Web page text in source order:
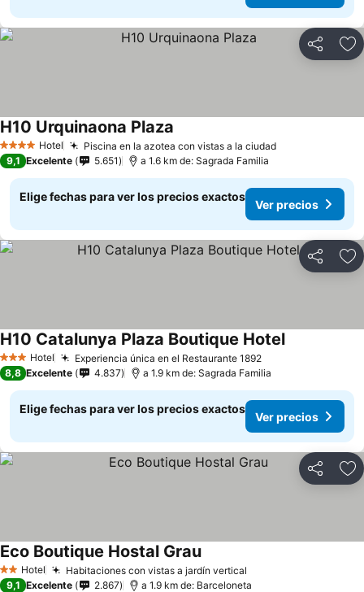
Compartir
4 EstrellasHotel Piscina en la azotea con vistas a la ciudadVer precios
H10 Urquinaona Plaza
9,1 Excelente 5.651 a 1.6 km de: Sagrada Familia
Elige fechas para ver los precios exactos
Ver precios
Compartir
3 Estrellas
Hotel Experiencia única en el Restaurante 1892Ver precios
H10 Catalunya Plaza Boutique HotelVer precios
8,8 Excelente 4.837 a 1.9 km de: Sagrada Familia
Elige fechas para ver los precios exactos
Ver precios
Compartir
2 Estrellas
Hotel Habitaciones con vistas a jardín vertical
Eco Boutique Hostal GrauVer precios
9,1 Excelente 2.867 a 1.9 km de: Barceloneta